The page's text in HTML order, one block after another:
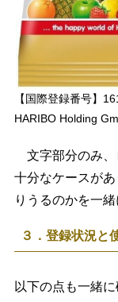
【国際登録番号】
HARIBO Holding
文字部分のみ、
十分なケースが
りうるのかを一
３．登録状況と
以下の点も一緒